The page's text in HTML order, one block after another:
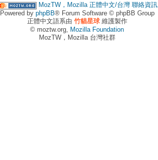
MozTW，Mozilla 正體中文/台灣 聯絡資訊
Powered by phpBB® Forum Software © phpBB Group
正體中文語系由 竹貓星球維護製作
© moztw.org, Mozilla Foundation
MozTW，Mozilla 台灣社群